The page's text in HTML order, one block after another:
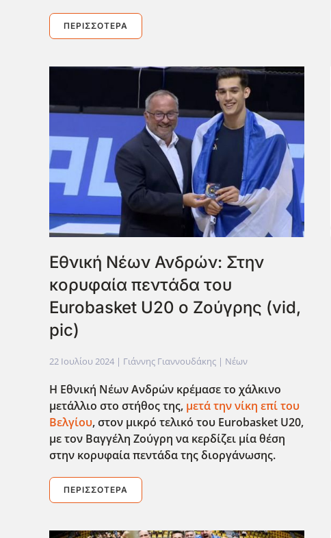
ΠΕΡΙΣΣΌΤΕΡΑ
Εθνική Νέων Ανδρών: Στην
κορυφαία πεντάδα του
Eurobasket U20 ο Ζούγρης (vid,
pic)
22 Ιουλίου 2024 | Γιάννης Γιαννουδάκης | Νέων
Η Εθνική Νέων Ανδρών κρέμασε το χάλκινο
μετάλλιο στο στήθος της, μετά την νίκη επί του
Βελγίου, στον μικρό τελικό του Eurobasket U20,
με τον Βαγγέλη Ζούγρη να κερδίζει μία θέση
στην κορυφαία πεντάδα της διοργάνωσης.
ΠΕΡΙΣΣΌΤΕΡΑ